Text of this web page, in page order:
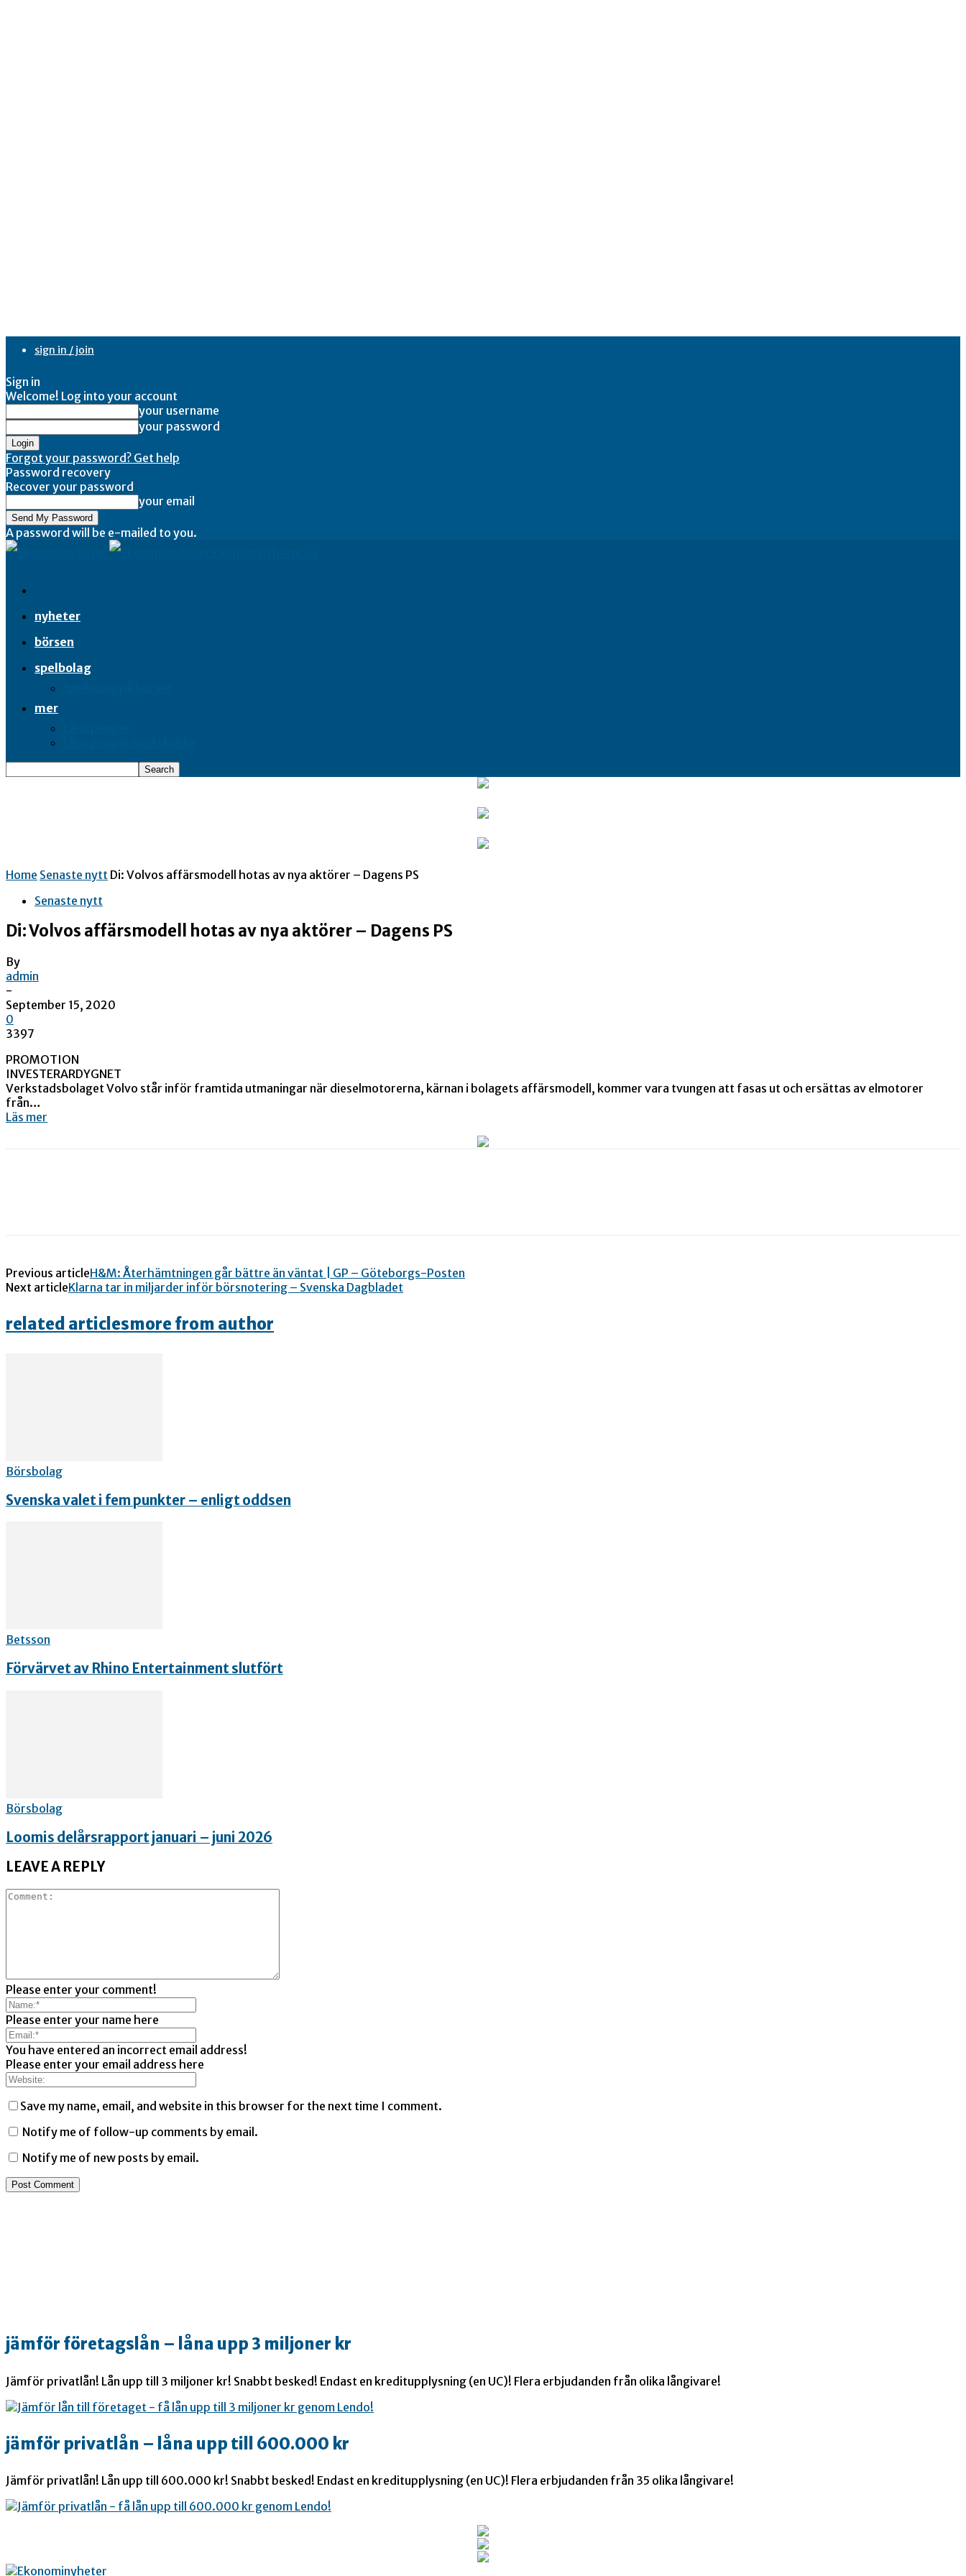
sign in / join
Sign in
Welcome! Log into your account
your username
your password
Forgot your password? Get help
Password recovery
Recover your password
your email
A password will be e-mailed to you.
nyheter
börsen
spelbolag
mer
Home Senaste nytt Di: Volvos affärsmodell hotas av nya aktörer – Dagens PS
Senaste nytt
Di: Volvos affärsmodell hotas av nya aktörer – Dagens PS
By
admin
-
September 15, 2020
0
3397
PROMOTION
INVESTERARDYGNET
Verkstadsbolaget Volvo står inför framtida utmaningar när dieselmotorerna, kärnan i bolagets affärsmodell, kommer vara tvungen att fasas ut och ersättas av elmotorer
från…
Läs mer
Previous articleH&M: Återhämtningen går bättre än väntat | GP – Göteborgs-Posten
Next articleKlarna tar in miljarder inför börsnotering – Svenska Dagbladet
related articlesmore from author
Börsbolag
Svenska valet i fem punkter – enligt oddsen
Betsson
Förvärvet av Rhino Entertainment slutfört
Börsbolag
Loomis delårsrapport januari – juni 2026
LEAVE A REPLY
Please enter your comment!
Please enter your name here
You have entered an incorrect email address!
Please enter your email address here
Save my name, email, and website in this browser for the next time I comment.
Notify me of follow-up comments by email.
Notify me of new posts by email.
jämför företagslån – låna upp 3 miljoner kr
Jämför privatlån! Lån upp till 3 miljoner kr! Snabbt besked! Endast en kreditupplysning (en UC)! Flera erbjudanden från olika långivare!
jämför privatlån – låna upp till 600.000 kr
Jämför privatlån! Lån upp till 600.000 kr! Snabbt besked! Endast en kreditupplysning (en UC)! Flera erbjudanden från 35 olika långivare!